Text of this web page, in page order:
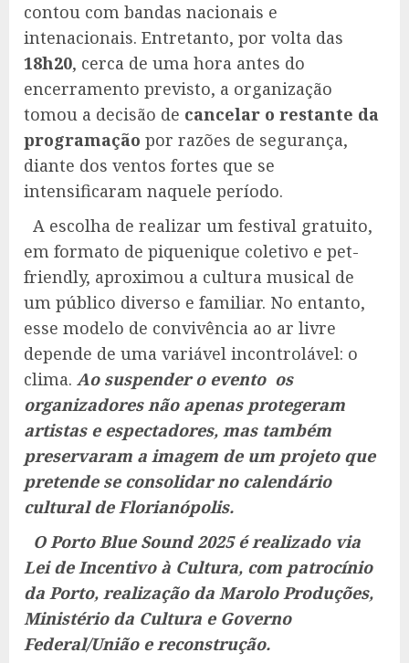
contou com bandas nacionais e
intenacionais. Entretanto, por volta das
18h20, cerca de uma hora antes do
encerramento previsto, a organização
tomou a decisão de cancelar o restante da
programação por razões de segurança,
diante dos ventos fortes que se
intensificaram naquele período.
A escolha de realizar um festival gratuito,
em formato de piquenique coletivo e pet-
friendly, aproximou a cultura musical de
um público diverso e familiar. No entanto,
esse modelo de convivência ao ar livre
depende de uma variável incontrolável: o
clima. Ao suspender o evento os
organizadores não apenas protegeram
artistas e espectadores, mas também
preservaram a imagem de um projeto que
pretende se consolidar no calendário
cultural de Florianópolis.
O Porto Blue Sound 2025 é realizado via
Lei de Incentivo à Cultura, com patrocínio
da Porto, realização da Marolo Produções,
Ministério da Cultura e Governo
Federal/União e reconstrução.